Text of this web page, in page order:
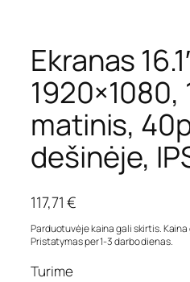
Ekranas
1920×1080,
matinis,
dešinėje,
117,71€
Parduotuvėje kaina gali skirtis.
Pristatymas per 1-3 darbo dienas.
Turime